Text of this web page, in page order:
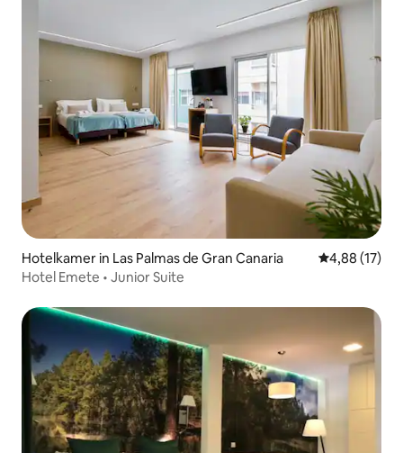
Hotelkamer in Las Palmas de Gran Canaria Gemiddelde
4,88 (17)
Hotel Emete • Junior Suite